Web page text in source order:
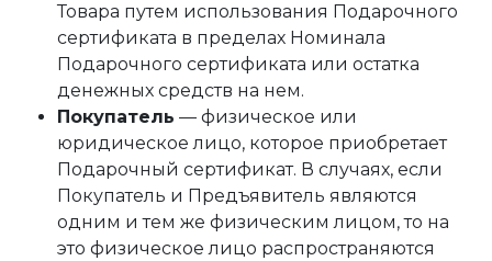
Товара путем использования Подарочного
сертификата в пределах Номинала
Подарочного сертификата или остатка
денежных средств на нем.
Покупатель — физическое или
юридическое лицо, которое приобретает
Подарочный сертификат. В случаях, если
Покупатель и Предъявитель являются
одним и тем же физическим лицом, то на
это физическое лицо распространяются